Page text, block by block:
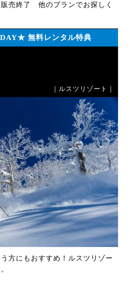
売終了 他のプランでお探しく
無料レンタル特典
｜ルスツリゾート｜
方にもおすすめ！ルスツリゾー